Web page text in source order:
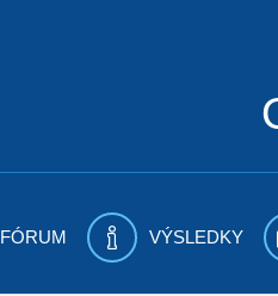
FÓRUM VÝSLEDKY